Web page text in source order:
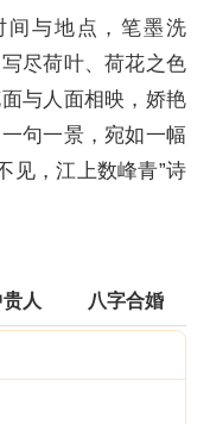
间与地点，笔墨洗
尽荷叶、荷花之色
与人面相映，娇艳
句一景，宛如一幅
见，江上数峰青”诗
人 八字合婚